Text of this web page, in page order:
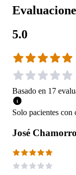
5.0
Basado en 17
Solo pacientes con
José